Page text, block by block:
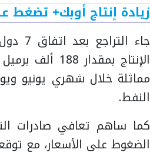
زيادة إنتاج أوبك+ تضغط
جاء
مماثلة خلال شهري يونيو
النفط.
كما ساهم تعافي صادرات
الضغوط على الأسعار، مع